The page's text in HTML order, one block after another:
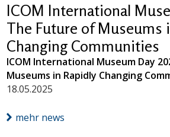
ICOM International
The Future of Museums
Changing Communities
ICOM International Museum Day
Museums in Rapidly Changing
18.05.2025
mehr news